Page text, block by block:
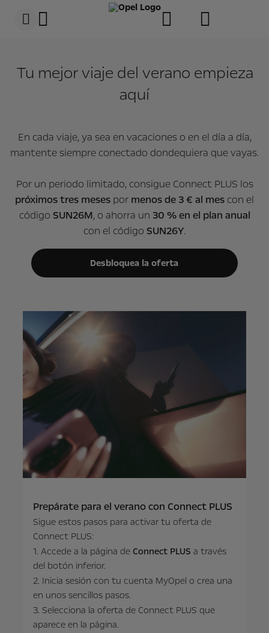
Tu mejor viaje del verano empieza
aquí
En cada viaje, ya sea en vacaciones o en el día a día,
mantente siempre conectado dondequiera que vayas.
Por un periodo limitado, consigue Connect PLUS los
próximos tres meses por menos de 3 € al mes con el
código SUN26M, o ahorra un 30 % en el plan anual
con el código SUN26Y.
Desbloquea la oferta
Prepárate para el verano con Connect PLUS
Sigue estos pasos para activar tu oferta de
Connect PLUS:
1. Accede a la página de Connect PLUS a través
del botón inferior.
2. Inicia sesión con tu cuenta MyOpel o crea una
en unos sencillos pasos.
3. Selecciona la oferta de Connect PLUS que
aparece en la página.